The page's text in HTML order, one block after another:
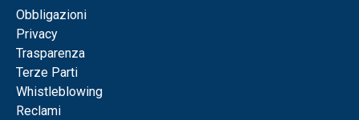
Obbligazioni
Privacy
Trasparenza
Terze Parti
Whistleblowing
Reclami